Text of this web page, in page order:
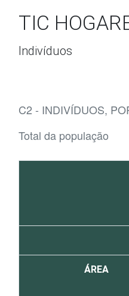
TIC
Indivíduos
C2 - INDIVÍDUOS,
Total da população
ÁREA